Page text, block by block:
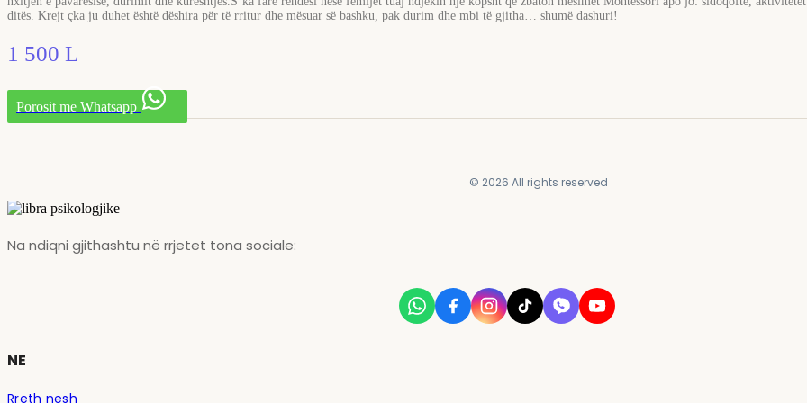
ditës. Krejt çka ju duhet është dëshira për të rritur dhe mësuar së bashku, pak durim dhe mbi të gjitha… shumë dashuri!
1 500 L
Porosit me Whatsapp
© 2026 All rights reserved
Na ndiqni gjithashtu në rrjetet tona sociale:
NE
Rreth nesh